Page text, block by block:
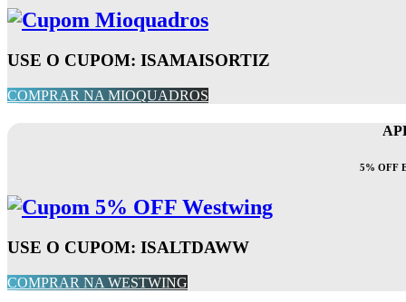
USE O CUPOM: ISAMAISORTIZ
COMPRAR NA MIOQUADROS
5% OFF
USE O CUPOM: ISALTDAWW
COMPRAR NA WESTWING